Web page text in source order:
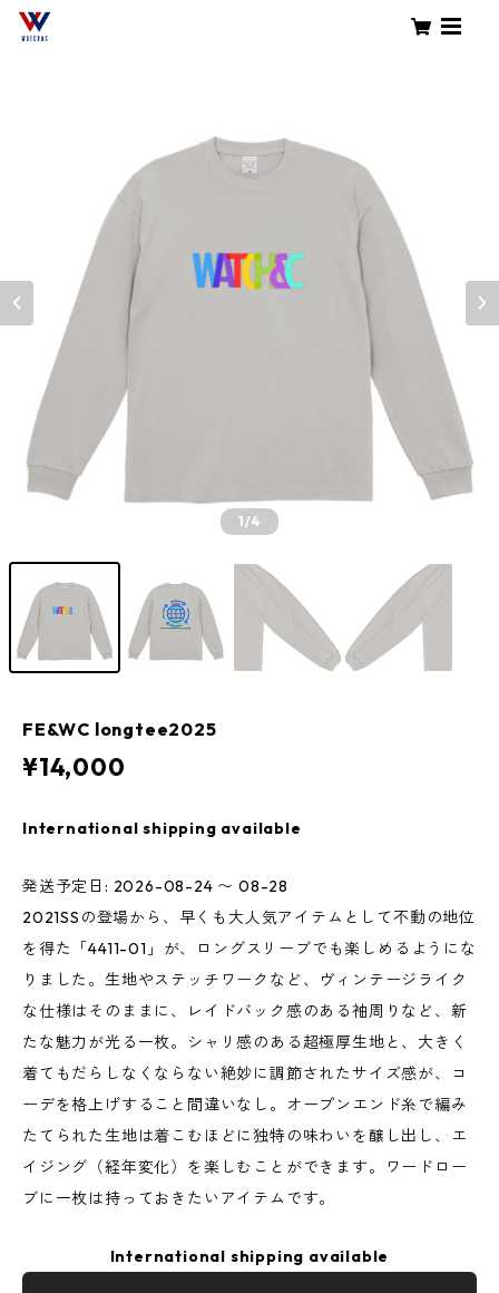
1/4
FE&WC longtee2025
¥14,000
International shipping available
発送予定日: 2026-08-24 〜 08-28
2021SSの登場から、早くも大人気アイテムとして不動の地位
を得た「4411-01」が、ロングスリーブでも楽しめるようにな
りました。生地やステッチワークなど、ヴィンテージライク
な仕様はそのままに、レイドバック感のある袖周りなど、新
たな魅力が光る一枚。シャリ感のある超極厚生地と、大きく
着てもだらしなくならない絶妙に調節されたサイズ感が、コ
ーデを格上げすること間違いなし。オープンエンド糸で編み
たてられた生地は着こむほどに独特の味わいを醸し出し、エ
イジング（経年変化）を楽しむことができます。ワードロー
ブに一枚は持っておきたいアイテムです。
International shipping available